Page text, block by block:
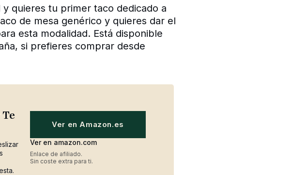
quieres tu primer taco dedicado a
de mesa genérico y quieres dar el
esta modalidad. Está disponible
si prefieres comprar desde
Ver en Amazon.es
Ver en amazon.com
Enlace de afiliado.
Sin coste extra para ti.